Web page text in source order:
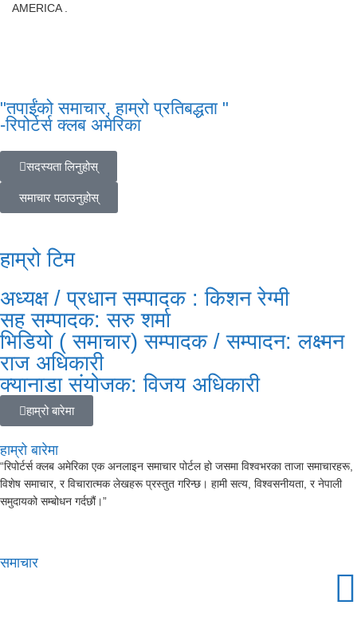
AMERICA .
"तपाईंको समाचार, हाम्रो प्रतिबद्धता "
-रिपोर्टर्स क्लब अमेरिका
सदस्यता लिनुहोस्
समाचार पठाउनुहोस्
हाम्रो टिम
अध्यक्ष / प्रधान सम्पादक : किशन रेग्मी
सह सम्पादक: सरु शर्मा
भिडियो ( समाचार) सम्पादक / सम्पादन: लक्ष्मन
राज अधिकारी
क्यानाडा संयोजक: विजय अधिकारी
हाम्रो बारेमा
हाम्रो बारेमा
“रिपोर्टर्स क्लब अमेरिका एक अनलाइन समाचार पोर्टल हो जसमा विश्वभरका ताजा समाचारहरू,
विशेष समाचार, र विचारात्मक लेखहरू प्रस्तुत गरिन्छ। हामी सत्य, विश्वसनीयता, र नेपाली
समुदायको सम्बोधन गर्दछौं।”
समाचार